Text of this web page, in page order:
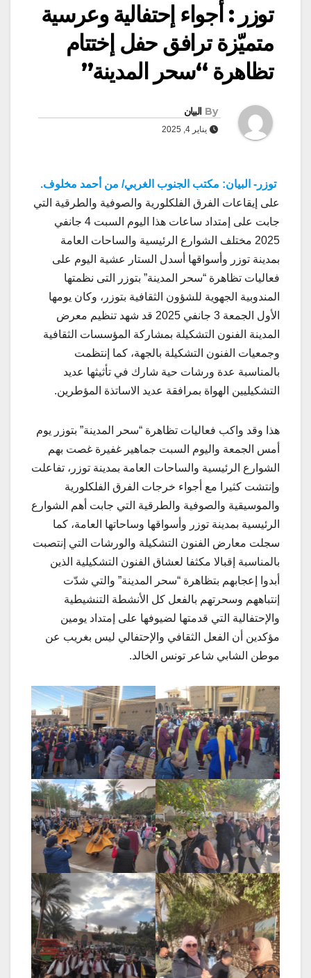
توزر : أجواء إحتفالية وعرسية
متميّزة ترافق حفل إختتام
تظاهرة “سحر المدينة”
By البيان
يناير 4, 2025
توزر- البيان: مكتب الجنوب الغربي/ من أحمد مخلوف.
على إيقاعات الفرق الفلكلورية والصوفية والطرقية التي
جابت على إمتداد ساعات هذا اليوم السبت 4 جانفي
2025 مختلف الشوارع الرئيسية والساحات العامة
بمدينة توزر وأسواقها أسدل الستار عشية اليوم على
فعاليات تظاهرة “سحر المدينة” بتوزر التى نظمتها
المندوبية الجهوية للشؤون الثقافية بتوزر، وكان يومها
الأول الجمعة 3 جانفي 2025 قد شهد تنظيم معرض
المدينة الفنون التشكيلة بمشاركة المؤسسات الثقافية
وجمعيات الفنون التشكيلة بالجهة، كما إنتظمت
بالمناسبة عدة ورشات حية شارك في تأثيثها عديد
التشكيليين الهواة بمرافقة عديد الاساتذة المؤطرين.
هذا وقد واكب فعاليات تظاهرة “سحر المدينة” بتوزر يوم
أمس الجمعة واليوم السبت جماهير غفيرة غصت بهم
الشوارع الرئيسية والساحات العامة بمدينة توزر، تفاعلت
وإنتشت كثيرا مع أجواء خرجات الفرق الفلكلورية
والموسيقية والصوفية والطرقية التي جابت أهم الشوارع
الرئيسية بمدينة توزر وأسواقها وساحاتها العامة، كما
سجلت معارض الفنون التشكيلة والورشات التي إنتصبت
بالمناسبة إقبالا مكثفا لعشاق الفنون التشكيلية الذين
أبدوا إعجابهم بتظاهرة “سحر المدينة” والتي شدّت
إنتباههم وسحرتهم بالفعل كل الأنشطة التنشيطية
والإحتفالية التي قدمتها لضيوفها على إمتداد يومين
مؤكدين أن الفعل الثقافي والإحتفالي ليس بغريب عن
موطن الشابي شاعر تونس الخالد.